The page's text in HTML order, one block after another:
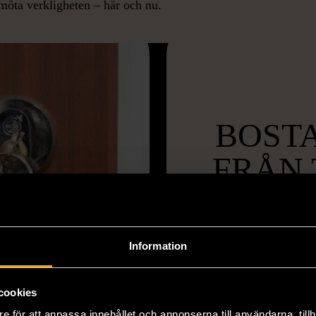
Information
verkligheten – här och nu.
FRÅN
En kurs för
arbete med
dina